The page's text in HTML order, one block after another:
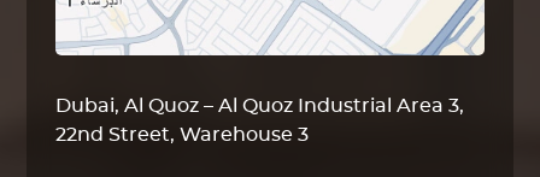
Dubai, Al Quoz – Al Quoz Industrial Area 3,
22nd Street, Warehouse 3